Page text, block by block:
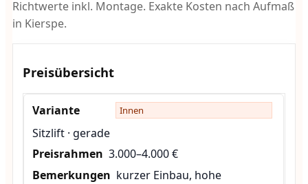
Richtwerte inkl. Montage. Exakte Kosten nach Aufmaß
in Kierspe.
Preisübersicht
Innen
Sitzlift · gerade
3.000–4.000 €
kurzer Einbau, hohe